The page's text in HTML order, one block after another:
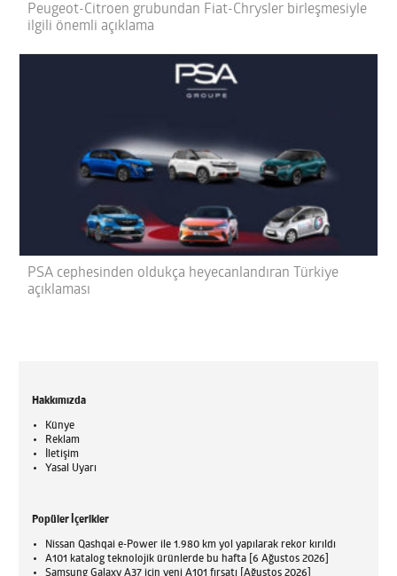
Peugeot-Citroen grubundan Fiat-Chrysler birleşmesiyle
ilgili önemli açıklama
PSA cephesinden oldukça heyecanlandıran Türkiye
açıklaması
Hakkımızda
Künye
Reklam
İletişim
Yasal Uyarı
Popüler İçerikler
Nissan Qashqai e-Power ile 1.980 km yol yapılarak rekor kırıldı
A101 katalog teknolojik ürünlerde bu hafta [6 Ağustos 2026]
Samsung Galaxy A37 için yeni A101 fırsatı [Ağustos 2026]